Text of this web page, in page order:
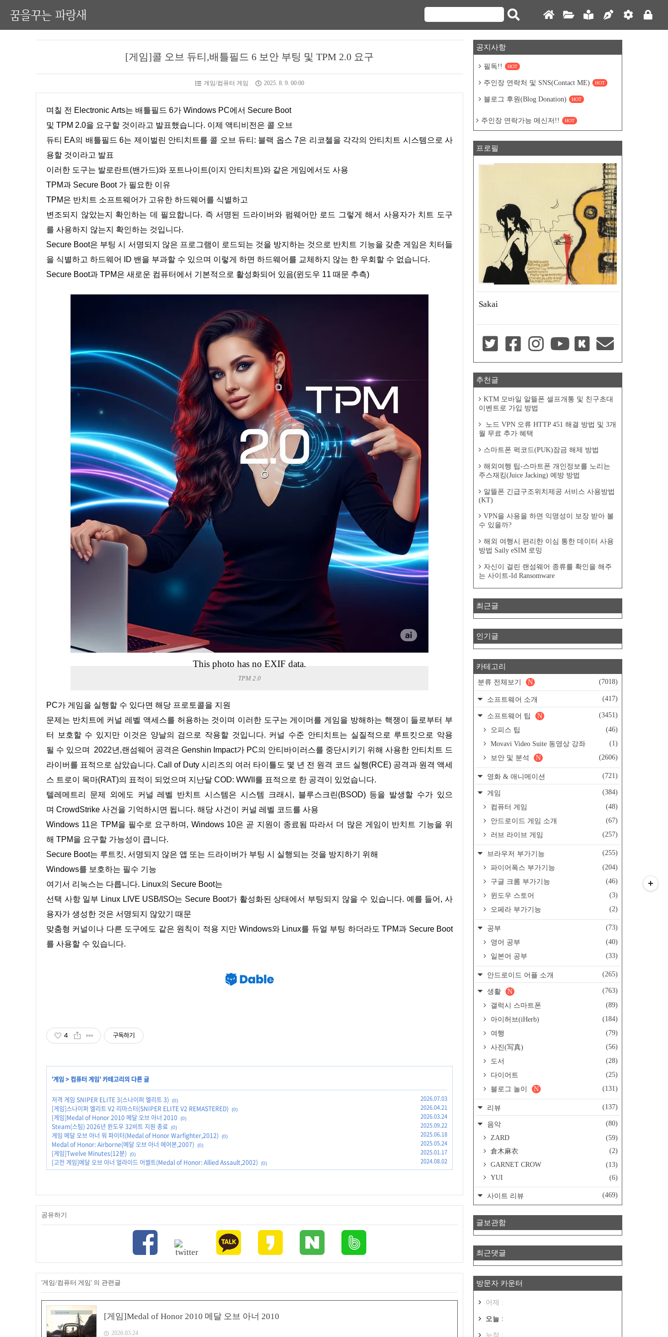
꿈을꾸는 파랑새
[게임]콜 오브 듀티,배틀필드 6 보안 부팅 및 TPM 2.0 요구
게임/컴퓨터 게임 2025. 8. 9. 00:00
며칠 전 Electronic Arts는 배틀필드 6가 Windows PC에서 Secure Boot
및 TPM 2.0을 요구할 것이라고 발표했습니다. 이제 액티비전은 콜 오브
듀티 EA의 배틀필드 6는 제이벌린 안티치트를 콜 오브 듀티: 블랙 옵스 7은 리코첼을 각각의 안티치트 시스템으로 사
용할 것이라고 발표
이러한 도구는 발로란트(밴가드)와 포트나이트(이지 안티치트)와 같은 게임에서도 사용
TPM과 Secure Boot 가 필요한 이유
TPM은 반치트 소프트웨어가 고유한 하드웨어를 식별하고
변조되지 않았는지 확인하는 데 필요합니다. 즉 서명된 드라이버와 펌웨어만 로드 그렇게 해서 사용자가 치트 도구
를 사용하지 않는지 확인하는 것입니다.
Secure Boot은 부팅 시 서명되지 않은 프로그램이 로드되는 것을 방지하는 것으로 반치트 기능을 갖춘 게임은 치터들
을 식별하고 하드웨어 ID 밴을 부과할 수 있으며 이렇게 하면 하드웨어를 교체하지 않는 한 우회할 수 없습니다.
Secure Boot과 TPM은 새로운 컴퓨터에서 기본적으로 활성화되어 있음(윈도우 11 때문 추측)
This photo has no EXIF data.
TPM 2.0
PC가 게임을 실행할 수 있다면 해당 프로토콜을 지원
문제는 반치트에 커널 레벨 액세스를 허용하는 것이며 이러한 도구는 게이머를 게임을 방해하는 핵쟁이 들로부터 부
터 보호할 수 있지만 이것은 양날의 검으로 작용할 것입니다. 커널 수준 안티치트는 실질적으로 루트킷으로 악용
될 수 있으며 2022년,랜섬웨어 공격은 Genshin Impact가 PC의 안티바이러스를 중단시키기 위해 사용한 안티치트 드
라이버를 표적으로 삼았습니다. Call of Duty 시리즈의 여러 타이틀도 몇 년 전 원격 코드 실행(RCE) 공격과 원격 액세
스 트로이 목마(RAT)의 표적이 되었으며 지난달 COD: WWII를 표적으로 한 공격이 있었습니다.
텔레메트리 문제 외에도 커널 레벨 반치트 시스템은 시스템 크래시, 블루스크린(BSOD) 등을 발생할 수가 있으
며 CrowdStrike 사건을 기억하시면 됩니다. 해당 사건이 커널 레벨 코드를 사용
Windows 11은 TPM을 필수로 요구하며, Windows 10은 곧 지원이 종료됨 따라서 더 많은 게임이 반치트 기능을 위
해 TPM을 요구할 가능성이 큽니다.
Secure Boot는 루트킷, 서명되지 않은 앱 또는 드라이버가 부팅 시 실행되는 것을 방지하기 위해
Windows를 보호하는 필수 기능
여기서 리눅스는 다릅니다. Linux의 Secure Boot는
선택 사항 일부 Linux LIVE USB/ISO는 Secure Boot가 활성화된 상태에서 부팅되지 않을 수 있습니다. 예를 들어, 사
용자가 생성한 것은 서명되지 않았기 때문
맞춤형 커널이나 다른 도구에도 같은 원칙이 적용 지만 Windows와 Linux를 듀얼 부팅 하더라도 TPM과 Secure Boot
를 사용할 수 있습니다.
4 구독하기
'게임 > 컴퓨터 게임' 카테고리의 다른 글
저격 게임 SNIPER ELITE 3(스나이퍼 엘리트 3) (0) 2026.07.03
[게임]스나이퍼 엘리트 V2 리마스터(SNIPER ELITE V2 REMASTERED) (0) 2026.04.21
[게임]Medal of Honor 2010 메달 오브 아너 2010 (0) 2026.03.24
Steam(스팀) 2026년 윈도우 32비트 지원 종료 (0) 2025.09.22
게임 메달 오브 아너 워 파이터(Medal of Honor Warfighter,2012) (0) 2025.06.18
Medal of Honor: Airborne(메달 오브 아너 에어본,2007) (0) 2025.05.24
[게임]Twelve Minutes(12분) (0) 2025.01.17
[고전 게임]메달 오브 아너 얼라이드 어썰트(Medal of Honor: Allied Assault,2002) (0) 2024.08.02
공유하기
'게임/컴퓨터 게임' 의 관련글
[게임]Medal of Honor 2010 메달 오브 아너 2010
2026.03.24
공지사항
필독!! HOT
주인장 연락처 및 SNS(Contact ME) HOT
블로그 후원(Blog Donation) HOT
주인장 연락가능 메신저!! HOT
프로필
Sakai
추천글
KTM 모바일 알뜰폰 셀프개통 및 친구초대
이벤트로 가입 방법
노드 VPN 오류 HTTP 451 해결 방법 및 3개
월 무료 추가 혜택
스마트폰 퍽코드(PUK)잠금 해제 방법
해외여행 팁-스마트폰 개인정보를 노리는
주스재킹(Juice Jacking) 예방 방법
알뜰폰 긴급구조위치제공 서비스 사용방법
(KT)
VPN을 사용을 하면 익명성이 보장 받아 볼
수 있을까?
해외 여행시 편리한 이심 통한 데이터 사용
방법 Saily eSIM 로밍
자신이 걸린 랜섬웨어 종류를 확인을 해주
는 사이트-Id Ransomware
최근글
인기글
카테고리
분류 전체보기 (7018)
N
소프트웨어 소개 (417)
소프트웨어 팁 (3451)
N
오피스 팁
(46)
Movavi Video Suite 동영상 강좌
(1)
보안 및 분석
(2606)
N
영화 & 애니메이션 (721)
게임
(384)
컴퓨터 게임
(48)
안드로이드 게임 소개
(67)
러브 라이브 게임
(257)
브라우저 부가기능
(255)
파이어폭스 부가기능
(204)
구글 크롬 부가기능
(46)
윈도우 스토어
(3)
오페라 부가기능
(2)
공부
(73)
영어 공부
(40)
일본어 공부
(33)
안드로이드 어플 소개 (265)
생활 (763)
N
갤럭시 스마트폰
(89)
아이허브(iHerb)
(184)
여행
(79)
사진(写真)
(56)
도서
(28)
다이어트
(25)
블로그 놀이
(131)
N
리뷰 (137)
음악
(80)
ZARD
(59)
倉木麻衣
(2)
GARNET CROW
(13)
YUI
(6)
사이트 리뷰 (469)
글보관함
최근댓글
방문자 카운터
어제 :
오늘 :
누적 :